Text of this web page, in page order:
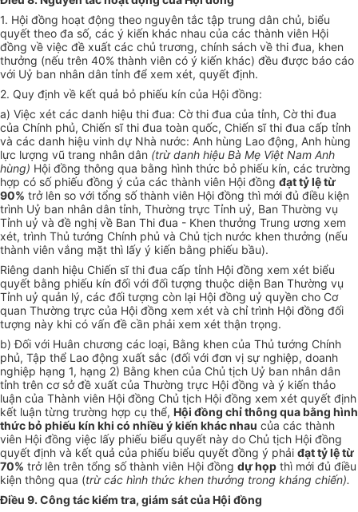
1. Hội đồng hoạt động theo nguyên tắc tập trung dân chủ, biểu
quyết theo đa số, các ý kiến khác nhau của các thành viên Hội
đồng về việc đề xuất các chủ trương, chính sách về thi đua, khen
thưởng (nếu trên 40% thành viên có ý kiến khác) đều được báo cáo
với Uỷ ban nhân dân tỉnh để xem xét, quyết định.
2. Quy định về kết quả bỏ phiếu kín của Hội đồng:
a) Việc xét các danh hiệu thi đua: Cờ thi đua của tỉnh, Cờ thi đua
của Chính phủ, Chiến sĩ thi đua toàn quốc, Chiến sĩ thi đua cấp tỉnh
và các danh hiệu vinh dự Nhà nước: Anh hùng Lao động, Anh hùng
lực lượng vũ trang nhân dân (trừ danh hiệu Bà Mẹ Việt Nam Anh
hùng) Hội đồng thông qua bằng hình thức bỏ phiếu kín, các trường
hợp có số phiếu đồng ý của các thành viên Hội đồng đạt tỷ lệ từ
90% trở lên so với tổng số thành viên Hội đồng thì mới đủ điều kiện
trình Uỷ ban nhân dân tỉnh, Thường trực Tỉnh uỷ, Ban Thường vụ
Tỉnh uỷ và đề nghị về Ban Thi đua - Khen thưởng Trung ương xem
xét, trình Thủ tướng Chính phủ và Chủ tịch nước khen thưởng (nếu
thành viên vắng mặt thì lấy ý kiến bằng phiếu bầu).
Riêng danh hiệu Chiến sĩ thi đua cấp tỉnh Hội đồng xem xét biểu
quyết bằng phiếu kín đối với đối tượng thuộc diện Ban Thường vụ
Tỉnh uỷ quản lý, các đối tượng còn lại Hội đồng uỷ quyền cho Cơ
quan Thường trực của Hội đồng xem xét và chỉ trình Hội đồng đối
tượng này khi có vấn đề cần phải xem xét thận trọng.
b) Đối với Huân chương các loại, Bằng khen của Thủ tướng Chính
phủ, Tập thể Lao động xuất sắc (đối với đơn vị sự nghiệp, doanh
nghiệp hạng 1, hạng 2) Bằng khen của Chủ tịch Uỷ ban nhân dân
tỉnh trên cơ sở đề xuất của Thường trực Hội đồng và ý kiến thảo
luận của Thành viên Hội đồng Chủ tịch Hội đồng xem xét quyết định
kết luận từng trường hợp cụ thể, Hội đồng chỉ thông qua bằng hình
thức bỏ phiếu kín khi có nhiều ý kiến khác nhau của các thành
viên Hội đồng việc lấy phiếu biểu quyết này do Chủ tịch Hội đồng
quyết định và kết quả của phiếu biểu quyết đồng ý phải đạt tỷ lệ từ
70% trở lên trên tổng số thành viên Hội đồng dự họp thì mới đủ điều
kiện thông qua (trừ các hình thức khen thưởng trong kháng chiến).
Điều 9. Công tác kiểm tra, giám sát của Hội đồng